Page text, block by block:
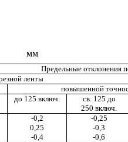
мм
Предельные отклонения
ленты
повышенной
до 125 включ.
св. 125 до
250 включ.
-0,2 -0,25
0,25 -0,3
-0,4 -0,6